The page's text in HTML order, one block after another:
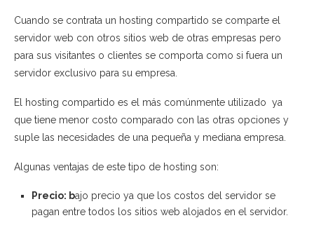
Cuando se contrata un hosting compartido se comparte el
servidor web con otros sitios web de otras empresas pero
para sus visitantes o clientes se comporta como si fuera un
servidor exclusivo para su empresa.
El hosting compartido es el más comúnmente utilizado ya
que tiene menor costo comparado con las otras opciones y
suple las necesidades de una pequeña y mediana empresa.
Algunas ventajas de este tipo de hosting son:
Precio: bajo precio ya que los costos del servidor se
pagan entre todos los sitios web alojados en el servidor.